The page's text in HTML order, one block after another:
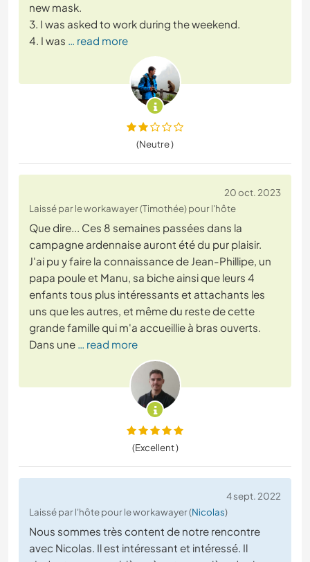
new mask.
3. I was asked to work during the weekend.
4. I was … read more
(Neutre )
20 oct. 2023
Laissé par le workawayer (Timothée) pour l'hôte
Que dire... Ces 8 semaines passées dans la
campagne ardennaise auront été du pur plaisir.
J'ai pu y faire la connaissance de Jean-Phillipe, un
papa poule et Manu, sa biche ainsi que leurs 4
enfants tous plus intéressants et attachants les
uns que les autres, et même du reste de cette
grande famille qui m'a accueillie à bras ouverts.
Dans une … read more
(Excellent )
4 sept. 2022
Laissé par l'hôte pour le workawayer (Nicolas)
Nous sommes très content de notre rencontre
avec Nicolas. Il est intéressant et intéressé. Il